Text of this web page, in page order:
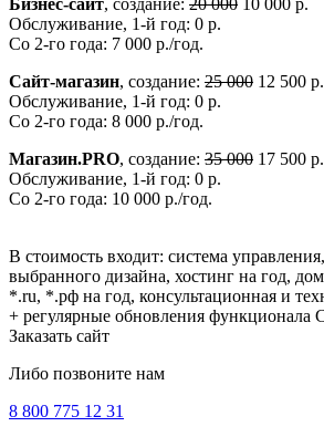
Обслуживание, 1-й год: 0 р.
Со 2-го года: 7 000 р./год.
Сайт-магазин, создание: 25 000 12 500 р.
Обслуживание, 1-й год: 0 р.
Со 2-го года: 8 000 р./год.
Магазин.PRO, создание: 35 000 17 500 р.
Обслуживание, 1-й год: 0 р.
Со 2-го года: 10 000 р./год.
В стоимость входит: система
выбранного дизайна, хостинг на год,
*.ru, *.рф на год, консультационная и
+ регулярные обновления функционала
Заказать сайт
Либо позвоните нам
8 800 775 12 31